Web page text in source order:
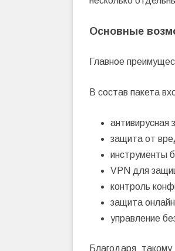
Основные
Главное
В состав пакета
антивирусная
защита от
инструменты
VPN для
контроль
защита
управление
Благодаря